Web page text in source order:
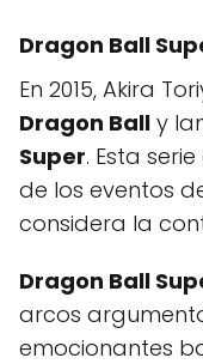
Dragon Ball
En 2015, Akira
Dragon Ball y
Super. Esta
de los eventos
considera la
Dragon Ball
arcos
emocionantes